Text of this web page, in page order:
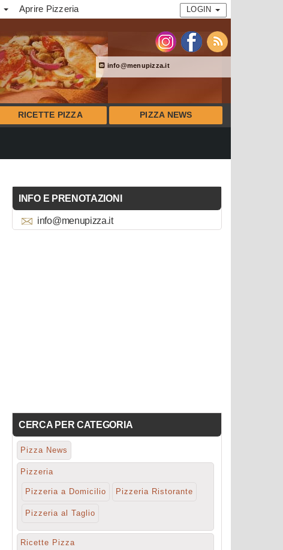
Aprire Pizzeria LOGIN
info@menupizza.it
RICETTE PIZZA PIZZA NEWS
INFO E PRENOTAZIONI
info@menupizza.it
CERCA PER CATEGORIA
Pizza News
Pizzeria
Pizzeria a Domicilio Pizzeria Ristorante
Pizzeria al Taglio
Ricette Pizza